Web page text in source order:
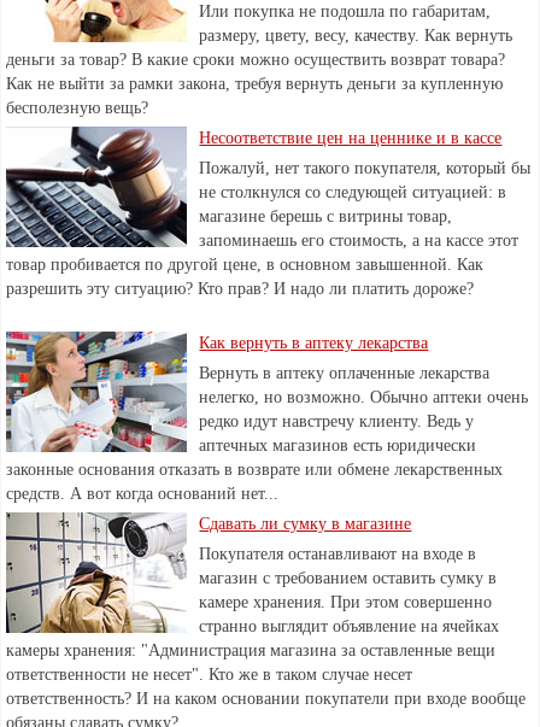
Или покупка не подошла по габаритам,
размеру, цвету, весу, качеству. Как вернуть
деньги за товар? В какие сроки можно осуществить возврат товара?
Как не выйти за рамки закона, требуя вернуть деньги за купленную
бесполезную вещь?
Несоответствие цен на ценнике и в кассе
Пожалуй, нет такого покупателя, который бы
не столкнулся со следующей ситуацией: в
магазине берешь с витрины товар,
запоминаешь его стоимость, а на кассе этот
товар пробивается по другой цене, в основном завышенной. Как
разрешить эту ситуацию? Кто прав? И надо ли платить дороже?
Как вернуть в аптеку лекарства
Вернуть в аптеку оплаченные лекарства
нелегко, но возможно. Обычно аптеки очень
редко идут навстречу клиенту. Ведь у
аптечных магазинов есть юридически
законные основания отказать в возврате или обмене лекарственных
средств. А вот когда оснований нет...
Сдавать ли сумку в магазине
Покупателя останавливают на входе в
магазин с требованием оставить сумку в
камере хранения. При этом совершенно
странно выглядит объявление на ячейках
камеры хранения: "Администрация магазина за оставленные вещи
ответственности не несет". Кто же в таком случае несет
ответственность? И на каком основании покупатели при входе вообще
обязаны сдавать сумку?